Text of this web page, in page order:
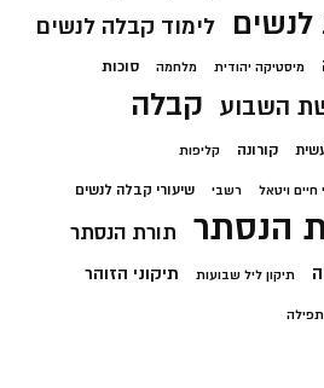
לנשים לימוד קבלה לנשים
מיסטיקה יהודית מלחמה סוכות
השבוע קבלה
קורונה קליפות
חיים ויטאל רשבי שיעורי קבלה לנשים
הנסתר תורת הנסתר
תיקון ליל שבועות תיקוני הזוהר
תפילה